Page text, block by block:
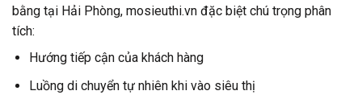
bằng tại Hải Phòng, mosieuthi.vn đặc biệt chú trọng phân
tích:
Hướng tiếp cận của khách hàng
Luồng di chuyển tự nhiên khi vào siêu thị